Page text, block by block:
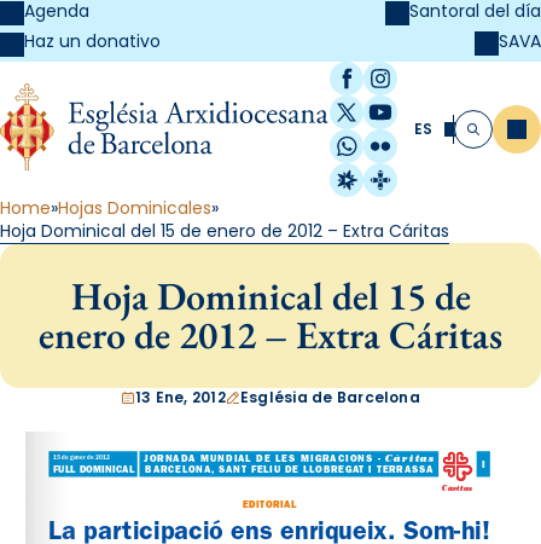
Agenda
Haz un donativo
Santoral del día
SAVA
Facebook
Instagram
X / Twitter
YouTube
WhatsApp
Flickr
Radio Estel
Catalunya
ES Buscar
Home Hojas Dominicales
Hoja Dominical del 15 de enero de 2012 – Extra Cáritas
Hoja Dominical del 15 de
enero de 2012 – Extra Cáritas
13 Ene, 2012 Església de Barcelona